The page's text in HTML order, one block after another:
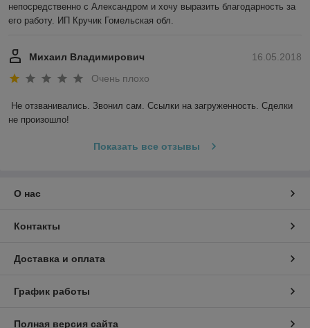
непосредственно с Александром и хочу выразить благодарность за
его работу. ИП Кручик Гомельская обл.
16.05.2018
Михаил Владимирович
Очень плохо
Не отзванивались. Звонил сам. Ссылки на загруженность. Сделки
не произошло!
Показать все отзывы
О нас
Контакты
Доставка и оплата
График работы
Полная версия сайта